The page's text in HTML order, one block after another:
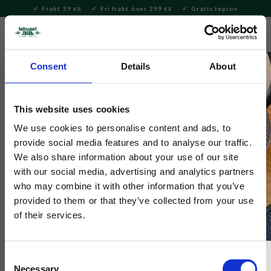
Consent Details About
This website uses cookies
We use cookies to personalise content and ads, to
provide social media features and to analyse our traffic.
We also share information about your use of our site
with our social media, advertising and analytics partners
who may combine it with other information that you’ve
provided to them or that they’ve collected from your use
of their services.
Necessary
Meny
Frakt 39 KR Fri frakt över 399 KR Gratis teprov
Hem & Inredningsdetaljer
Necessär Louie
Necessär 25 x 19 cm​. Nisse gillar att klättra, favoritplatsen är
högst upp i talltopparna eller med tassarna i luften framför en
sprakande brasa.